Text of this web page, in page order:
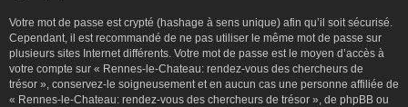
Votre mot de passe est crypté (hashage à sens unique) afin qu’il soit sécurisé.
Cependant, il est recommandé de ne pas utiliser le même mot de passe sur
plusieurs sites Internet différents. Votre mot de passe est le moyen d’accès à
votre compte sur « Rennes-le-Chateau: rendez-vous des chercheurs de
trésor », conservez-le soigneusement et en aucun cas une personne affiliée de
« Rennes-le-Chateau: rendez-vous des chercheurs de trésor », de phpBB ou